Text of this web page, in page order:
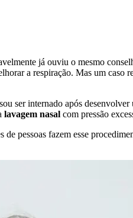
já ouviu o mesmo
a respiração. Mas um
ser internado após desenvolver
lavagem nasal com pressão
pessoas fazem esse